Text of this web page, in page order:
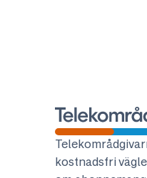
kostnadsfri